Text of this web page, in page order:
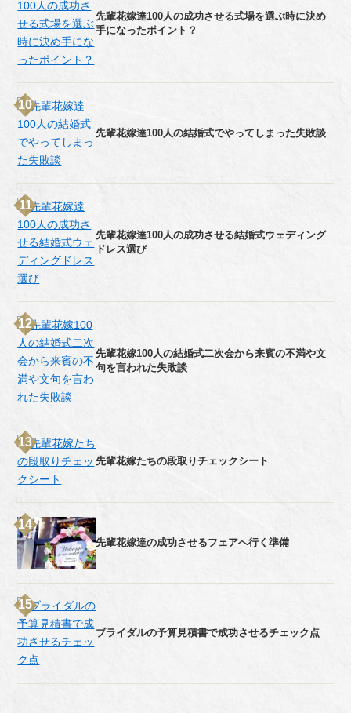
先輩花嫁達100人の成功させる式場を選ぶ時に決め
手になったポイント？
先輩花嫁達100人の結婚式でやってしまった失敗談
先輩花嫁達100人の成功させる結婚式ウェディング
ドレス選び
先輩花嫁100人の結婚式二次会から来賓の不満や文
句を言われた失敗談
先輩花嫁たちの段取りチェックシート
先輩花嫁達の成功させるフェアへ行く準備
ブライダルの予算見積書で成功させるチェック点